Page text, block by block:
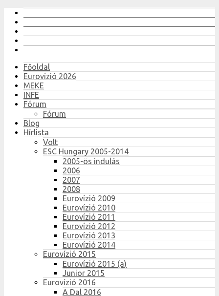
Főoldal
Eurovízió 2026
MEKE
INFE
Fórum
Fórum
Blog
Hírlista
Volt
ESC Hungary 2005-2014
2005-ös indulás
2006
2007
2008
Eurovízió 2009
Eurovízió 2010
Eurovízió 2011
Eurovízió 2012
Eurovízió 2013
Eurovízió 2014
Eurovízió 2015
Eurovízió 2015 (a)
Junior 2015
Eurovízió 2016
A Dal 2016